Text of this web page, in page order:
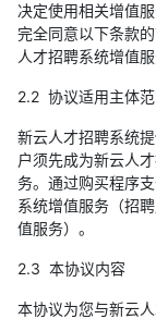
决定使用相关增值
完全同意以下条款
人才招聘系统增值
2.2 协议适用主体
新云人才招聘系统
户须先成为新云人
务。通过购买程序
系统增值服务（招
值服务）。
2.3 本协议内容
本协议为您与新云